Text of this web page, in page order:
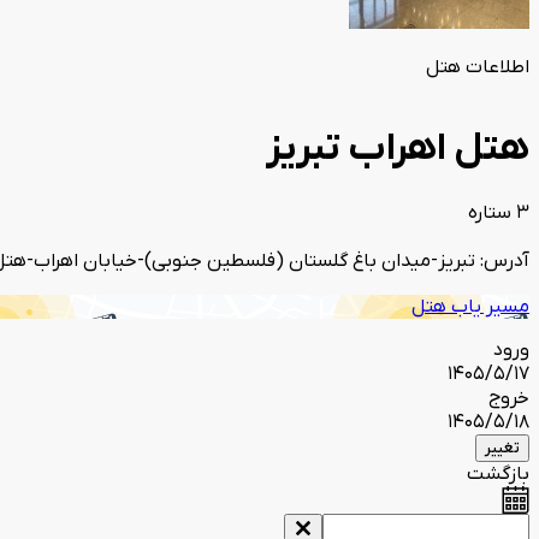
اطلاعات هتل
هتل اهراب تبریز
3 ستاره
آدرس: تبریز-میدان باغ گلستان (فلسطین جنوبی)-خیابان اهراب-
مسیر یاب هتل
ورود
1405/5/17
خروج
1405/5/18
تغییر
بازگشت